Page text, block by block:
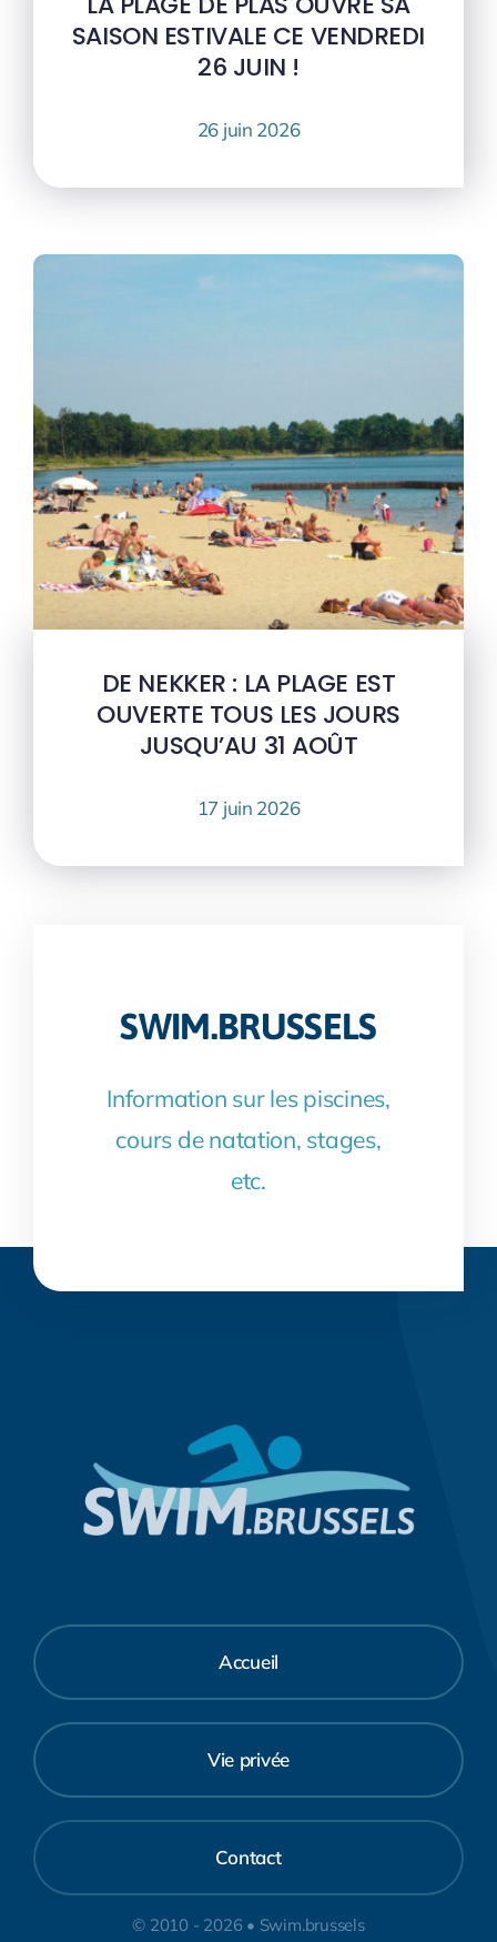
SAISON ESTIVALE CE VENDREDI
26 JUIN !
26 juin 2026
DE NEKKER : LA PLAGE EST
OUVERTE TOUS LES JOURS
JUSQU’AU 31 AOÛT
17 juin 2026
SWIM.BRUSSELS
Information sur les piscines,
cours de natation, stages,
etc.
Accueil
Vie privée
Contact
© 2010 - 2026 • Swim.brussels